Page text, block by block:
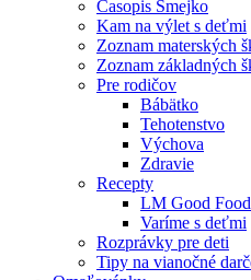
Časopis Smejko
Kam na výlet s deťmi
Zoznam materských
Zoznam základných
Pre rodičov
Bábätko
Tehotenstvo
Výchova
Zdravie
Recepty
LM Good
Varíme s deťmi
Rozprávky pre deti
Tipy na vianočné